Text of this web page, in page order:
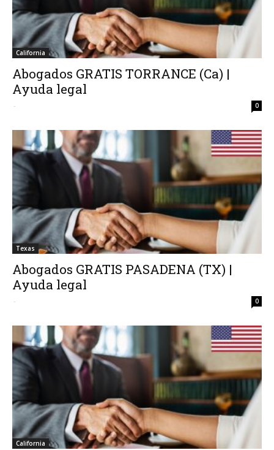
California
Abogados GRATIS TORRANCE (Ca) |
Ayuda legal
- 0
Texas
Abogados GRATIS PASADENA (TX) |
Ayuda legal
- 0
California